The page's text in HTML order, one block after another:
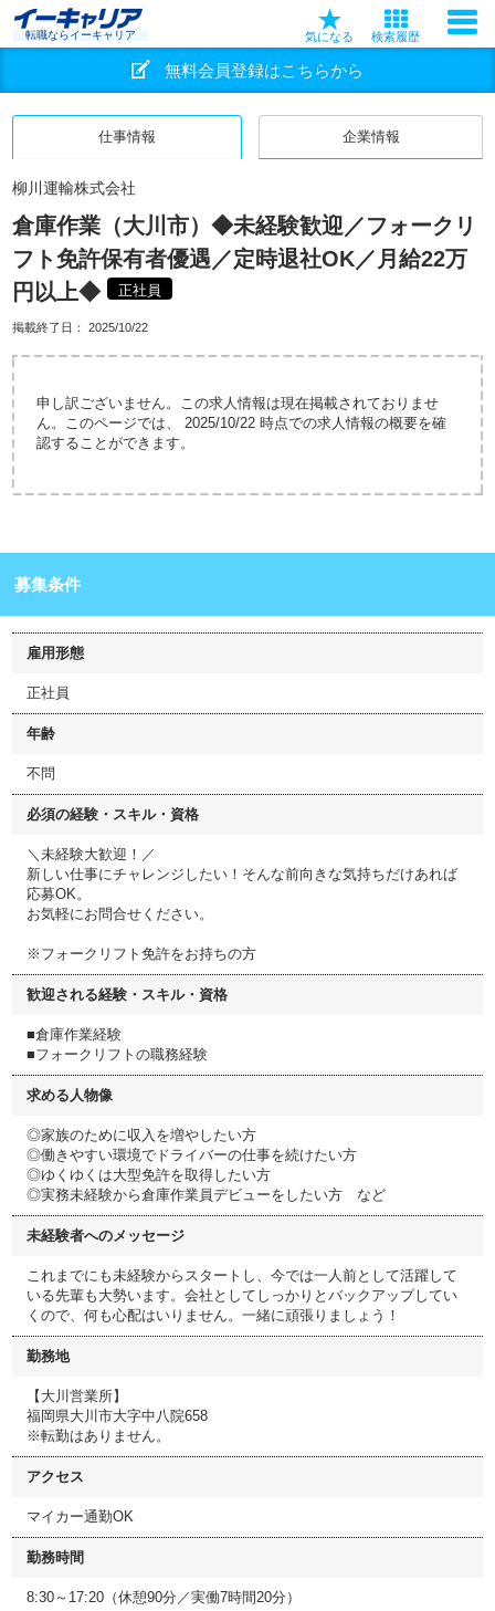
転職ならイーキャリア 気になる 検索履歴
無料会員登録はこちらから
仕事情報 企業情報
柳川運輸株式会社
倉庫作業（大川市）◆未経験歓迎／フォークリ
フト免許保有者優遇／定時退社OK／月給22万
円以上◆
正社員
掲載終了日： 2025/10/22
申し訳ございません。この求人情報は現在掲載されておりませ
ん。このページでは、 2025/10/22 時点での求人情報の概要を確
認することができます。
募集条件
雇用形態
正社員
年齢
不問
必須の経験・スキル・資格
＼未経験大歓迎！／
新しい仕事にチャレンジしたい！そんな前向きな気持ちだけあれば
応募OK。
お気軽にお問合せください。
※フォークリフト免許をお持ちの方
歓迎される経験・スキル・資格
■倉庫作業経験
■フォークリフトの職務経験
求める人物像
◎家族のために収入を増やしたい方
◎働きやすい環境でドライバーの仕事を続けたい方
◎ゆくゆくは大型免許を取得したい方
◎実務未経験から倉庫作業員デビューをしたい方 など
未経験者へのメッセージ
これまでにも未経験からスタートし、今では一人前として活躍して
いる先輩も大勢います。会社としてしっかりとバックアップしてい
くので、何も心配はいりません。一緒に頑張りましょう！
勤務地
【大川営業所】
福岡県大川市大字中八院658
※転勤はありません。
アクセス
マイカー通勤OK
勤務時間
8:30～17:20（休憩90分／実働7時間20分）